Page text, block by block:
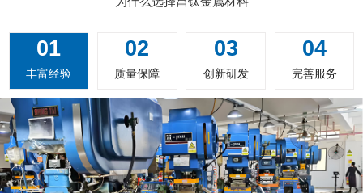
01
丰富经验
02
质量保障
03
创新研发
04
完善服务